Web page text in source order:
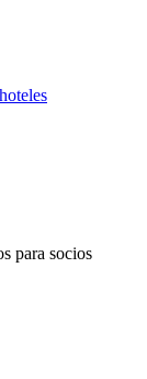
para socios